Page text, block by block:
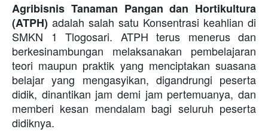
Agribisnis Tanaman Pangan dan Hortikultura
(ATPH) adalah salah satu Konsentrasi keahlian di
SMKN 1 Tlogosari. ATPH terus menerus dan
berkesinambungan melaksanakan pembelajaran
teori maupun praktik yang menciptakan suasana
belajar yang mengasyikan, digandrungi peserta
didik, dinantikan jam demi jam pertemuanya, dan
memberi kesan mendalam bagi seluruh peserta
didiknya.